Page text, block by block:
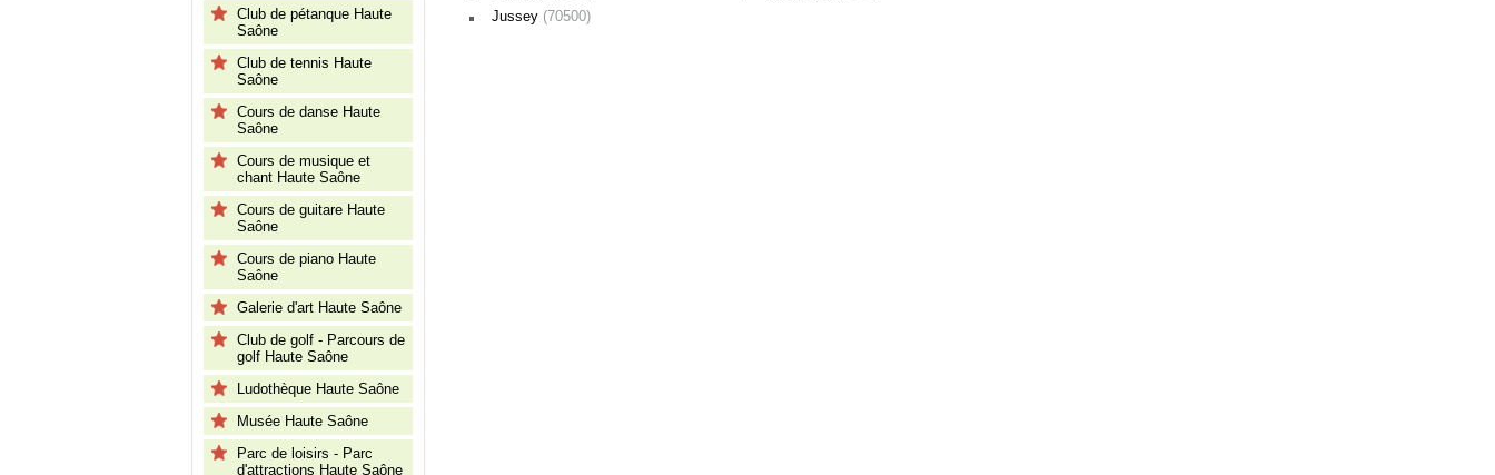
Club de pétanque Haute
Saône
Club de tennis Haute
Saône
Cours de danse Haute
Saône
Cours de musique et
chant Haute Saône
Cours de guitare Haute
Saône
Cours de piano Haute
Saône
Galerie d'art Haute Saône
Club de golf - Parcours de
golf Haute Saône
Ludothèque Haute Saône
Musée Haute Saône
Parc de loisirs - Parc
d'attractions Haute Saône
Jussey (70500)